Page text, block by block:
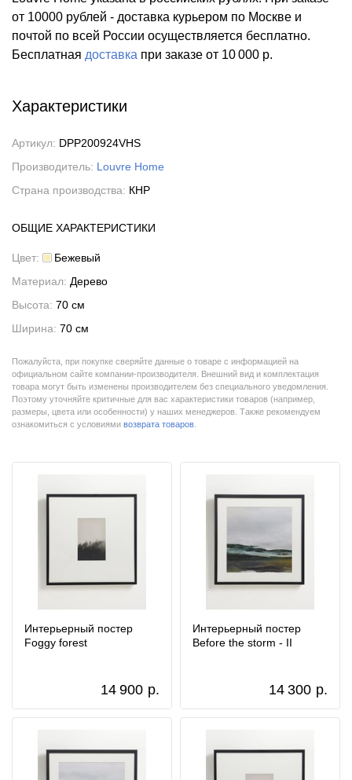
от 10000 рублей - доставка курьером по Москве и
почтой по всей России осуществляется бесплатно.
Бесплатная доставка при заказе от 10 000 р.
Характеристики
Артикул: DPP200924VHS
Производитель: Louvre Home
Страна производства: КНР
ОБЩИЕ ХАРАКТЕРИСТИКИ
Цвет:
Бежевый
Материал: Дерево
Высота: 70 см
Ширина: 70 см
Пожалуйста, при покупке сверяйте данные о товаре с информацией на
официальном сайте компании-производителя. Внешний вид и комплектация
товара могут быть изменены производителем без специального уведомления.
Поэтому уточняйте критичные для вас характеристики товаров (например,
размеры, цвета или особенности) у наших менеджеров. Также рекомендуем
ознакомиться с условиями возврата товаров
Интерьерный постер
Foggy forest
14 900 р.
Интерьерный постер
Before the storm - II
14 300 р.